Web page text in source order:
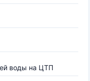
воды на ЦТП